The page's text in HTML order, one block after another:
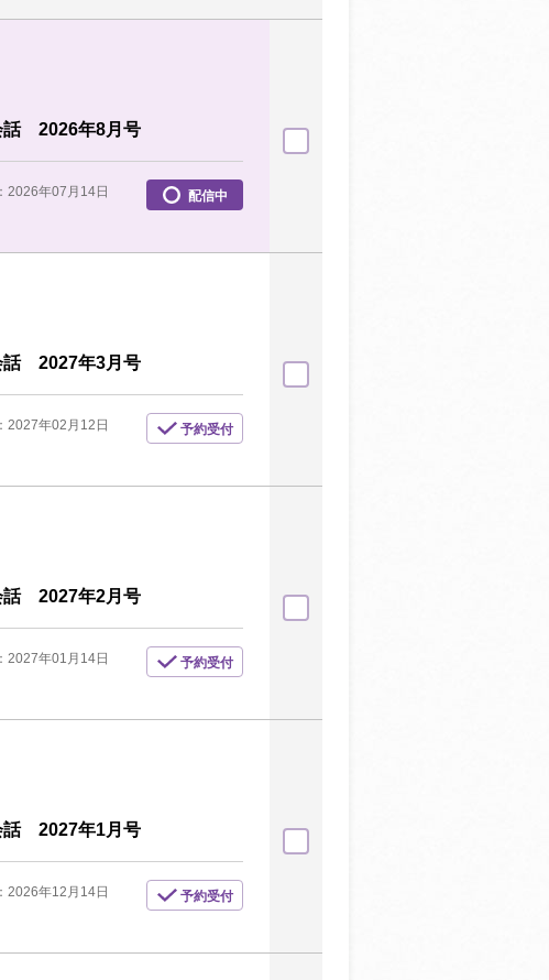
話 2026年8月号
2026年07月14日 配信中
話 2027年3月号
2027年02月12日 予約受付
話 2027年2月号
2027年01月14日 予約受付
話 2027年1月号
2026年12月14日 予約受付